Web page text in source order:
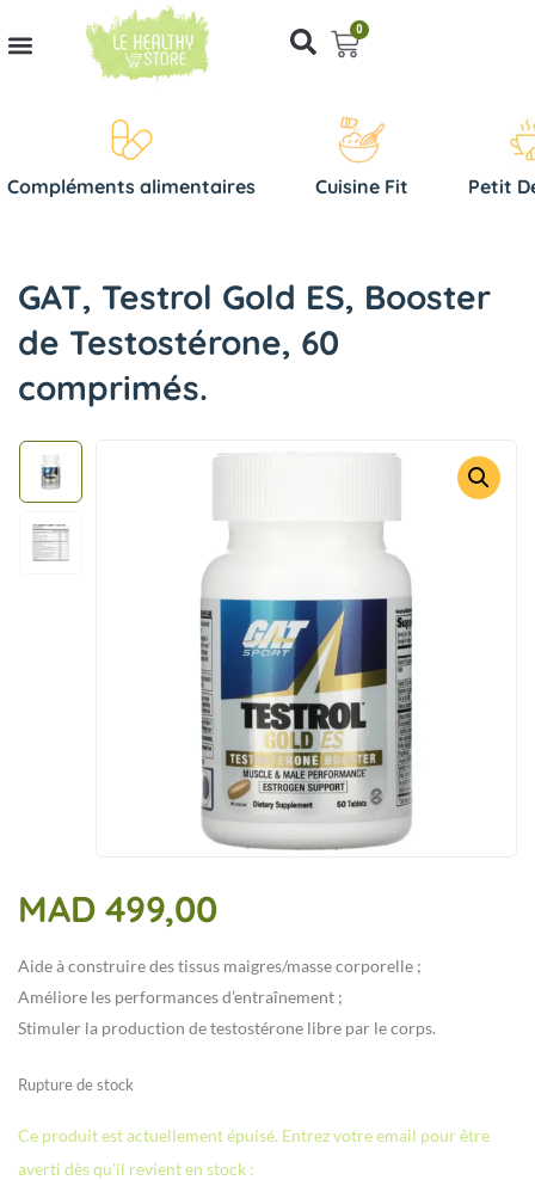
0
Compléments alimentaires Cuisine Fit Petit
GAT, Testrol Gold ES, Booster
de Testostérone, 60
comprimés.
MAD 499,00
Aide à construire des tissus maigres/masse corporelle ;
Améliore les performances d’entraînement ;
Stimuler la production de testostérone libre par le corps.
Rupture de stock
Ce produit est actuellement épuisé. Entrez votre email pour être
averti dès qu'il revient en stock :